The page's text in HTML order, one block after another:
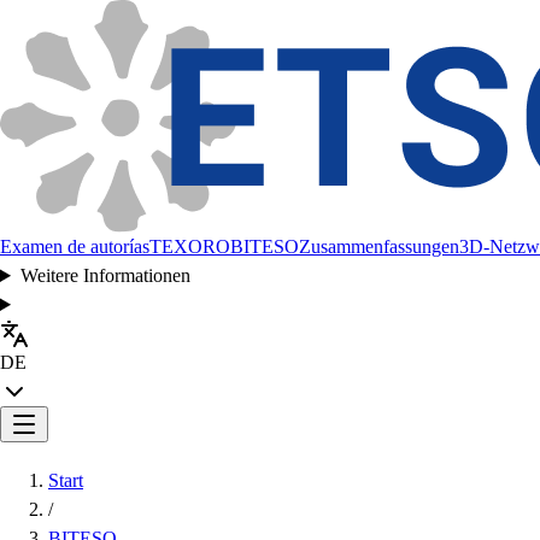
Examen de autoríasTEXOROBITESOZusammenfassungen3D-
Weitere Informationen
DE
Start
/